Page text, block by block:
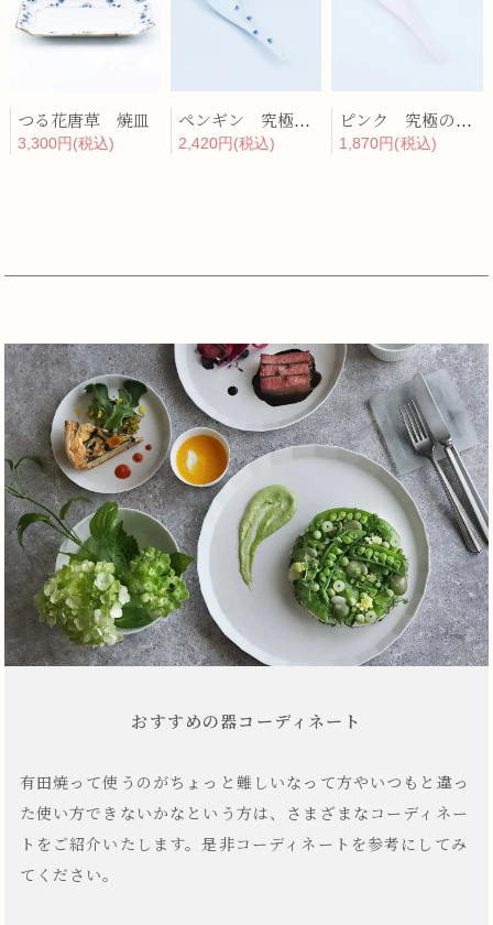
つる花唐草 焼皿
3,300円(税込)
ペンギン 究極のレンゲ
2,420円(税込)
ピンク 究極のレンゲ
1,870円(税込)
おすすめの器コーディネート
有田焼って使うのがちょっと難しいなって方やいつもと違っ
た使い方できないかなという方は、さまざまなコーディネー
トをご紹介いたします。是非コーディネートを参考にしてみ
てください。